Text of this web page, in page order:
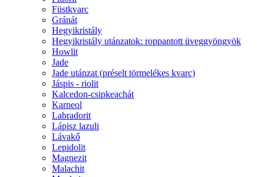
Füstkvarc
Gránát
Hegyikristály
Hegyikristály utánzatok: roppantott üveggyöngyök
Howlit
Jade
Jade utánzat (préselt törmelékes kvarc)
Jáspis - riolit
Kalcedon-csipkeachát
Karneol
Labradorit
Lápisz lazuli
Lávakő
Lepidolit
Magnezit
Malachit